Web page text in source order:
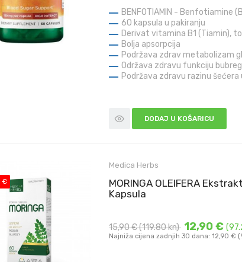
BENFOTIAMIN - Benfotiamine
60 kapsula u pakiranju
Derivat vitamina B1 (Tiamin),
Bolja apsorpcija
Podržava zdrav metabolizam
Održava zdravu funkciju
Podržava zdravu razinu šećera
DODAJ U KOŠARICU
€
Medica Herbs
MORINGA OLEIFERA
Kapsula
15,90 €(119.80 kn) 12,90 €
Najniža cijena zadnjih 30 dana: 12,90 €